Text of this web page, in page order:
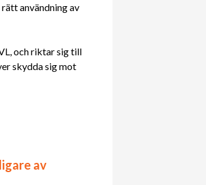
användning av
och riktar sig till
skydda sig mot
av